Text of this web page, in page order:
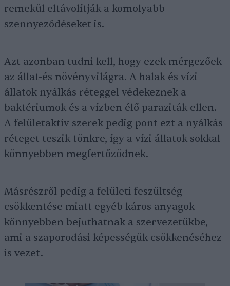
remekül eltávolítják a komolyabb
szennyeződéseket is.
Azt azonban tudni kell, hogy ezek mérgezőek
az állat-és növényvilágra. A halak és vízi
állatok nyálkás réteggel védekeznek a
baktériumok és a vízben élő paraziták ellen.
A felületaktív szerek pedig pont ezt a nyálkás
réteget teszik tönkre, így a vízi állatok sokkal
könnyebben megfertőzödnek.
Másrészről pedig a felületi feszültség
csökkentése miatt egyéb káros anyagok
könnyebben bejuthatnak a szervezetükbe,
ami a szaporodási képességük csökkenéséhez
is vezet.